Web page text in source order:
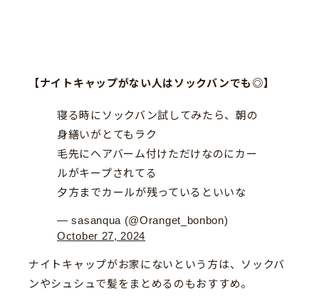
【ナイトキャップがない人はソックバンでも◎】
寝る時にソックバン試してみたら、朝の
身繕いがとてもラク
毛先にヘアバーム付けただけなのにカー
ルがキープされてる
夕方までカールが残っているといいな
— sasanqua (@Oranget_bonbon)
October 27, 2024
ナイトキャップがお家にないという方は、ソックバ
ンやシュシュで髪をまとめるのもおすすめ。